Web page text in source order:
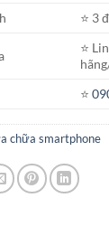
⭐️ 3
⭐️
⭐️
chữa smartphone